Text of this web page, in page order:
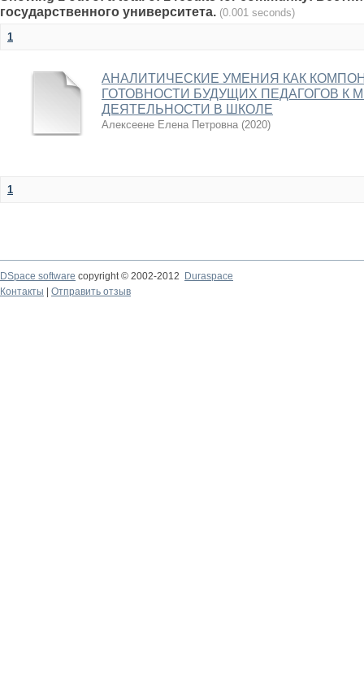
государственного университета. (0.001 seconds)
1
АНАЛИТИЧЕСКИЕ УМЕНИЯ КАК
ГОТОВНОСТИ БУДУЩИХ ПЕДАГОГОВ К
ДЕЯТЕЛЬНОСТИ В ШКОЛЕ
Алексеене Елена Петровна (2020)
1
DSpace software copyright © 2002-2012
Duraspace
Контакты
Отправить отзыв